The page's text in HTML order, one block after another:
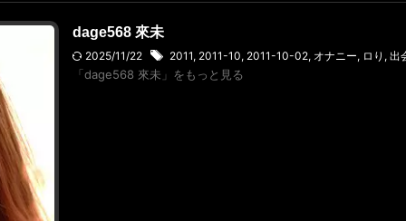
dage568 來未
2025/11/22 2011, 2011-10, 2011-10-02, オナニー, ロり , 出
「dage568 來未」をもっと見る